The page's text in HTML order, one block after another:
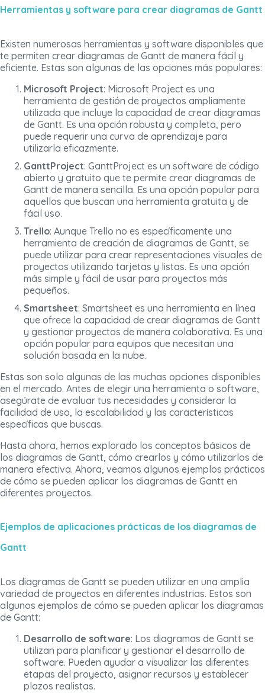
Herramientas y software para crear diagramas de Gantt
Existen numerosas herramientas y software disponibles que
te permiten crear diagramas de Gantt de manera fácil y
eficiente. Estas son algunas de las opciones más populares:
Microsoft Project: Microsoft Project es una
herramienta de gestión de proyectos ampliamente
utilizada que incluye la capacidad de crear diagramas
de Gantt. Es una opción robusta y completa, pero
puede requerir una curva de aprendizaje para
utilizarla eficazmente.
GanttProject: GanttProject es un software de código
abierto y gratuito que te permite crear diagramas de
Gantt de manera sencilla. Es una opción popular para
aquellos que buscan una herramienta gratuita y de
fácil uso.
Trello: Aunque Trello no es específicamente una
herramienta de creación de diagramas de Gantt, se
puede utilizar para crear representaciones visuales de
proyectos utilizando tarjetas y listas. Es una opción
más simple y fácil de usar para proyectos más
pequeños.
Smartsheet: Smartsheet es una herramienta en línea
que ofrece la capacidad de crear diagramas de Gantt
y gestionar proyectos de manera colaborativa. Es una
opción popular para equipos que necesitan una
solución basada en la nube.
Estas son solo algunas de las muchas opciones disponibles
en el mercado. Antes de elegir una herramienta o software,
asegúrate de evaluar tus necesidades y considerar la
facilidad de uso, la escalabilidad y las características
específicas que buscas.
Hasta ahora, hemos explorado los conceptos básicos de
los diagramas de Gantt, cómo crearlos y cómo utilizarlos de
manera efectiva. Ahora, veamos algunos ejemplos prácticos
de cómo se pueden aplicar los diagramas de Gantt en
diferentes proyectos.
Ejemplos de aplicaciones prácticas de los diagramas de
Gantt
Los diagramas de Gantt se pueden utilizar en una amplia
variedad de proyectos en diferentes industrias. Estos son
algunos ejemplos de cómo se pueden aplicar los diagramas
de Gantt:
Desarrollo de software: Los diagramas de Gantt se
utilizan para planificar y gestionar el desarrollo de
software. Pueden ayudar a visualizar las diferentes
etapas del proyecto, asignar recursos y establecer
plazos realistas.